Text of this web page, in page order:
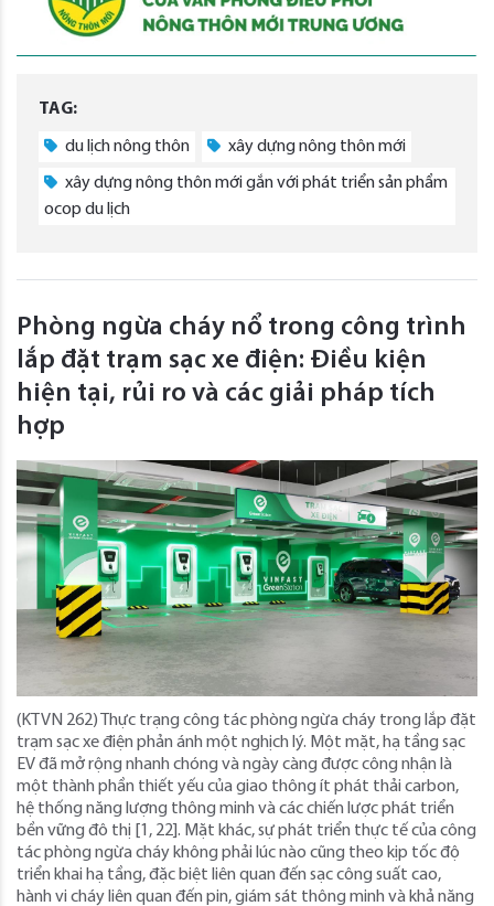
TAG:
du lịch nông thôn xây dựng nông thôn mới
xây dựng nông thôn mới gắn với phát triển sản phẩm
ocop du lịch
Phòng ngừa cháy nổ trong công trình
lắp đặt trạm sạc xe điện: Điều kiện
hiện tại, rủi ro và các giải pháp tích
hợp
(KTVN 262) Thực trạng công tác phòng ngừa cháy trong lắp đặt
trạm sạc xe điện phản ánh một nghịch lý. Một mặt, hạ tầng sạc
EV đã mở rộng nhanh chóng và ngày càng được công nhận là
một thành phần thiết yếu của giao thông ít phát thải carbon,
hệ thống năng lượng thông minh và các chiến lược phát triển
bền vững đô thị [1, 22]. Mặt khác, sự phát triển thực tế của công
tác phòng ngừa cháy không phải lúc nào cũng theo kịp tốc độ
triển khai hạ tầng, đặc biệt liên quan đến sạc công suất cao,
hành vi cháy liên quan đến pin, giám sát thông minh và khả năng